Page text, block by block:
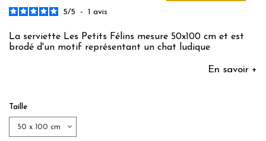
5/5 - 1 avis
La serviette Les Petits Félins mesure 50x100 cm et est
brodé d'un motif représentant un chat ludique
En savoir +
Taille